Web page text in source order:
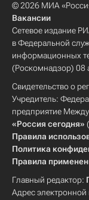
© 2026 МИА
Вакансии
Сетевое издание
в Федеральной
информационных
(Роскомнадзор) 08
Свидетельство о
Учредитель:
предприятие
«Россия сегодня»
Правила
Политика
Правила
Главный редактор:
Адрес